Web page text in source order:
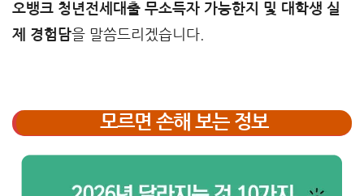
오뱅크 청년전세대출 무소득자 가능한지 및 대학생 실
제 경험담을 말씀드리겠습니다.
모르면 손해 보는 정보